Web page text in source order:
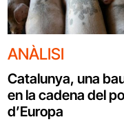
ANÀLISI
Catalunya, una
en la cadena del
d’Europa